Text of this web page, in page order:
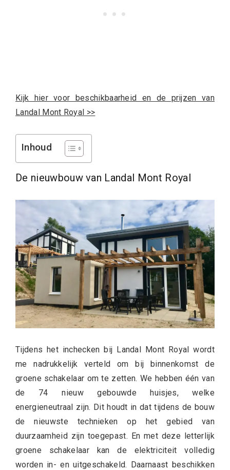
Kijk hier voor beschikbaarheid en de prijzen van
Landal Mont Royal >>
Inhoud
De nieuwbouw van Landal Mont Royal
Tijdens het inchecken bij Landal Mont Royal wordt
me nadrukkelijk verteld om bij binnenkomst de
groene schakelaar om te zetten. We hebben één van
de 74 nieuw gebouwde huisjes, welke
energieneutraal zijn. Dit houdt in dat tijdens de bouw
de nieuwste technieken op het gebied van
duurzaamheid zijn toegepast. En met deze letterlijk
groene schakelaar kan de elektriciteit volledig
worden in- en uitgeschakeld. Daarnaast beschikken